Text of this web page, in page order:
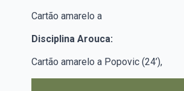
Cartão amarelo a
Disciplina Arouca:
Cartão amarelo a Popovic (24’),